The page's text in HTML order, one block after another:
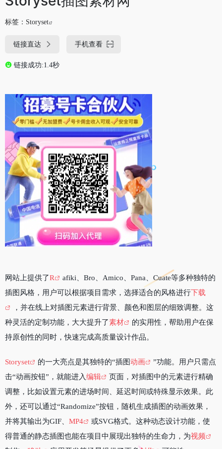
标签： Storyset
链接直达 手机查看
链接成功:1.4秒
网站上提供了R
afiki、Bro、Amico、Pana、Cuate等多种独特的
插图风格，用户可以根据项目需求，选择适合的风格进行下载
，并在线上对插图元素进行背景、颜色和图层的细致调整。这
种灵活的定制功能，大大提升了素材
的实用性，帮助用户在保
持原创性的同时，快速完成高质量设计作品。
Storyset 的一大亮点是其独特的“插图动画
”功能。用户只需点
击“动画按钮”，就能进入编辑
页面，对插图中的元素进行精确
调整，比如设置元素的进场时间、延迟时间或特殊显示效果。此
外，还可以通过“Randomize”按钮，随机生成插图的动画效果，
并将其输出为GIF、 MP4
或SVG格式。这种动态设计功能，使
得普通的静态插图也能在项目中展现出独特的生命力，为视频